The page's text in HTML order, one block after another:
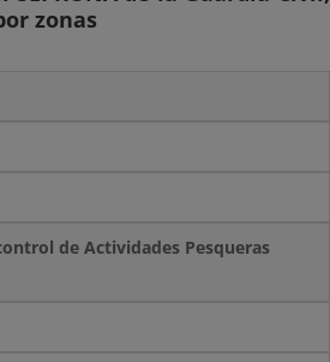
zonas
de Actividades Pesqueras